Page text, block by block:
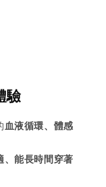
驗
血液循環、體感
、能長時間穿著